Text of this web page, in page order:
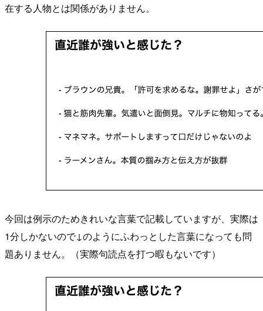
在する人物とは関係がありません。
今回は例示のためきれいな言葉で記載していますが、実際は
1分しかないので↓のようにふわっとした言葉になっても問
題ありません。（実際句読点を打つ暇もないです）